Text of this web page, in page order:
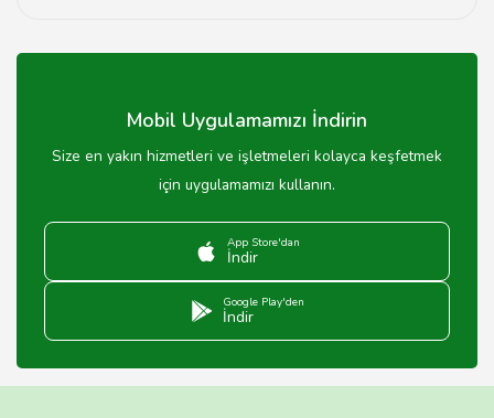
aksesuarlar ve teknik servis hizmetleri sunulmaktadır.
Mobil Uygulamamızı İndirin
Size en yakın hizmetleri ve işletmeleri kolayca keşfetmek
için uygulamamızı kullanın.
App Store'dan
İndir
Google Play'den
İndir